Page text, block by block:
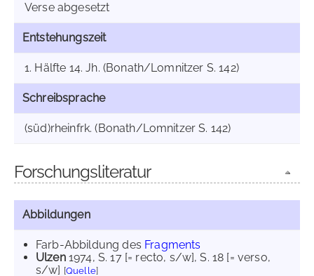
Verse abgesetzt
Entstehungszeit
1. Hälfte 14. Jh. (Bonath/Lomnitzer S. 142)
Schreibsprache
(süd)rheinfrk. (Bonath/Lomnitzer S. 142)
Forschungsliteratur
Abbildungen
Farb-Abbildung des Fragments
Ulzen1974, S. 17 [= recto, s/w], S. 18 [= verso,
s/w] [Quelle]